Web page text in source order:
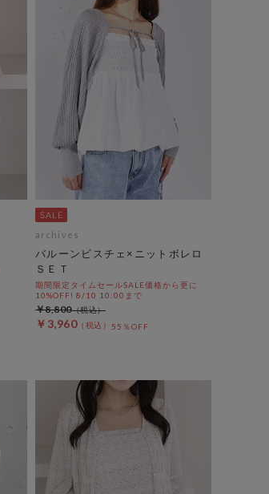
archives
バルーンビスチェ×ニットボレロ
ＳＥＴ
期間限定タイムセールSALE価格から更に
10%OFF! 8/10 10:00まで
￥3,960 55％OFF
￥8,800